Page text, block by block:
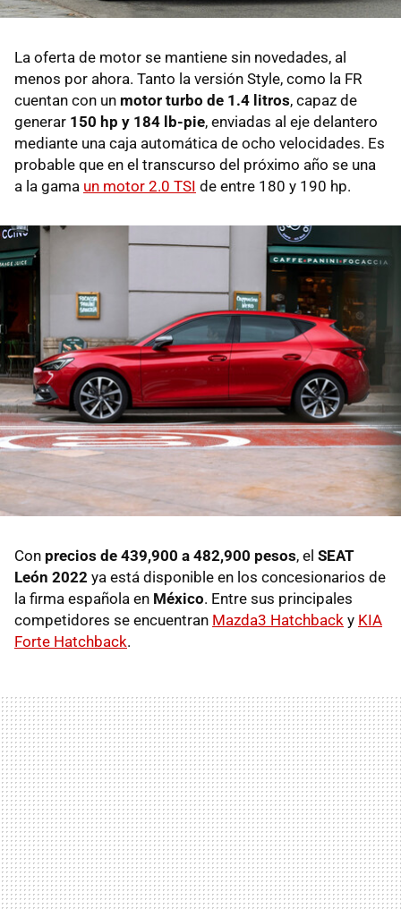
La oferta de motor se mantiene sin novedades, al
menos por ahora. Tanto la versión Style, como la FR
cuentan con un motor turbo de 1.4 litros, capaz de
generar 150 hp y 184 lb-pie, enviadas al eje delantero
mediante una caja automática de ocho velocidades. Es
probable que en el transcurso del próximo año se una
a la gama un motor 2.0 TSI de entre 180 y 190 hp.
Con precios de 439,900 a 482,900 pesos, el SEAT
León 2022 ya está disponible en los concesionarios de
la firma española en México. Entre sus principales
competidores se encuentran Mazda3 Hatchback y KIA
Forte Hatchback.